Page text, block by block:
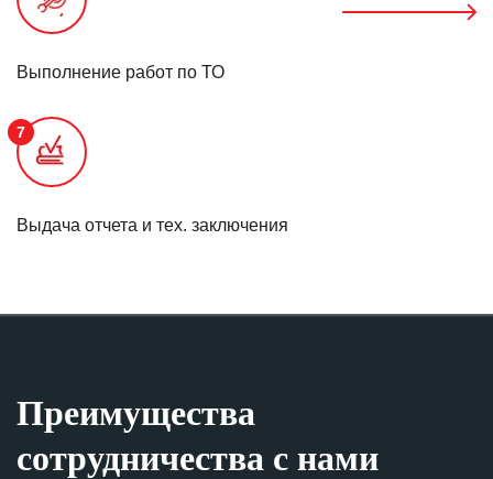
Выполнение работ по ТО
7
Выдача отчета и тех. заключения
Преимущества
сотрудничества с нами